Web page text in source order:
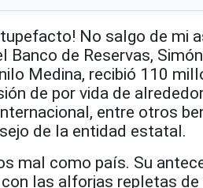
No salgo de mi
de Reservas,
Medina, recibió 110
de por vida de
entre otros
de la entidad estatal.
mal como país. Su
las alforjas repletas de